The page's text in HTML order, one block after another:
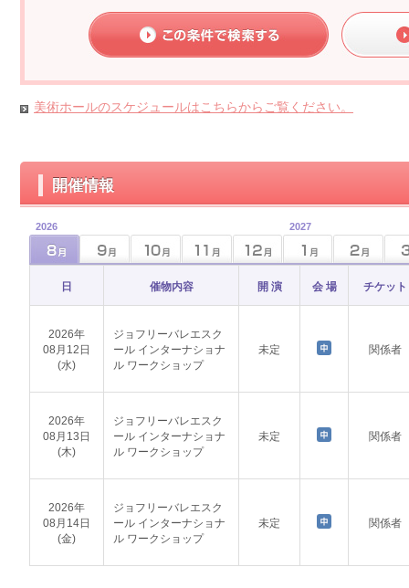
美術ホールのスケジュールはこちらからご覧ください。
開催情報
2026 2027
日 催物内容 開 演 会 場 チケット
2026年
08月12日
(水)
ジョフリーバレエスク
ール インターナショナ
ル ワークショップ
未定 関係者
2026年
08月13日
(木)
ジョフリーバレエスク
ール インターナショナ
ル ワークショップ
未定 関係者
2026年
08月14日
(金)
ジョフリーバレエスク
ール インターナショナ
ル ワークショップ
未定 関係者